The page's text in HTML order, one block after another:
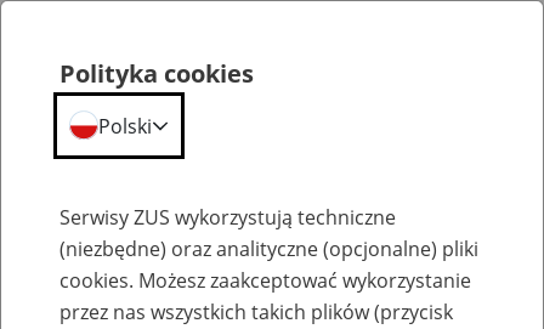
Komunikaty
Polityka cookies
Polski
Serwisy ZUS wykorzystują techniczne
(niezbędne) oraz analityczne (opcjonalne) pliki
cookies. Możesz zaakceptować wykorzystanie
przez nas wszystkich takich plików (przycisk